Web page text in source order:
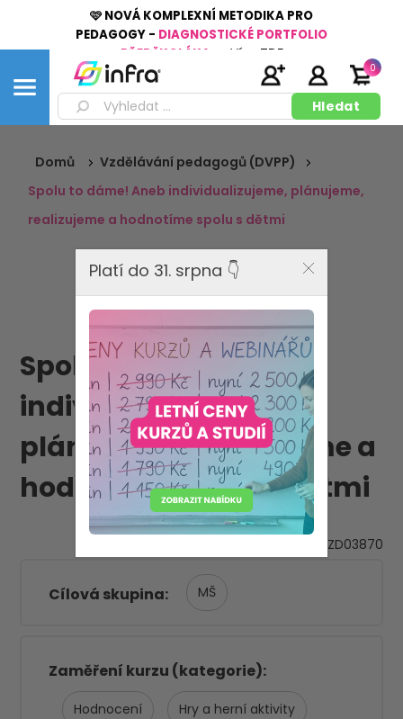
🩷 NOVÁ KOMPLEXNÍ METODIKA PRO
PEDAGOGY - DIAGNOSTICKÉ PORTFOLIO
PŘEDŠKOLÁKA
Více ZDE
0
Domů
Vzdělávání pedagogů (DVPP)
Spolu to dáme! Aneb individualizujeme, plánujeme,
realizujeme a hodnotíme spolu s dětmi
Spolu to dáme! Aneb
individualizujeme,
plánujeme, realizujeme a
hodnotíme spolu s dětmi
VZD03870
Cílová skupina MŠ
Zaměření kurzu (kategorie)
Hodnocení Hry a herní aktivity
Platí do 31. srpna 👇